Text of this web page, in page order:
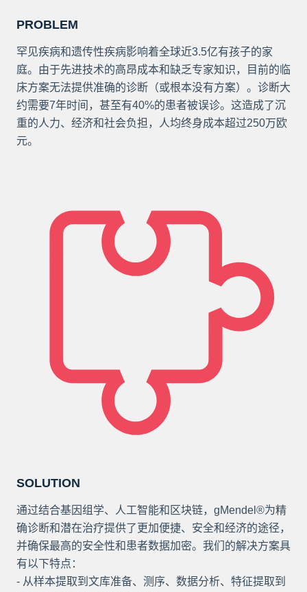
PROBLEM
罕见疾病和遗传性疾病影响着全球近3.5亿有孩子的家
庭。由于先进技术的高昂成本和缺乏专家知识，目前的临
床方案无法提供准确的诊断（或根本没有方案）。诊断大
约需要7年时间，甚至有40%的患者被误诊。这造成了沉
重的人力、经济和社会负担，人均终身成本超过250万欧
元。
SOLUTION
通过结合基因组学、人工智能和区块链，gMendel®为精
确诊断和潜在治疗提供了更加便捷、安全和经济的途径，
并确保最高的安全性和患者数据加密。我们的解决方案具
有以下特点：
- 从样本提取到文库准备、测序、数据分析、特征提取到